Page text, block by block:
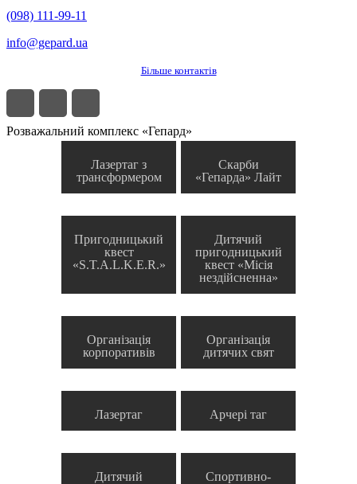
(098) 111-99-11
info@gepard.ua
Більше контактів
Розважальний комплекс «Гепард»
Лазертаг з
трансформером
Скарби
«Гепарда» Лайт
Пригодницький
квест
«S.T.A.L.K.E.R.»
Дитячий
пригодницький
квест «Місія
нездійсненна»
Організація
корпоративів
Організація
дитячих свят
Лазертаг Арчері таг
Дитячий
Спортивно-